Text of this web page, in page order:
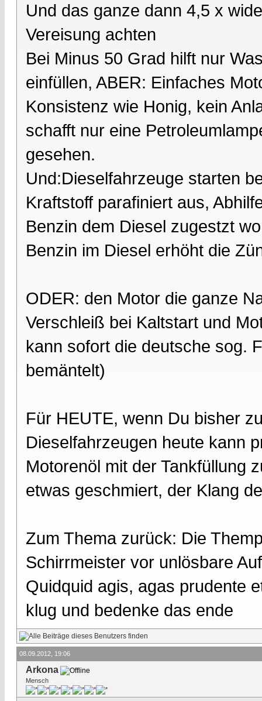
Und das ganze dann 4,5 x
Vereisung achten
Bei Minus 50 Grad hilft nur
einfüllen, ABER: Einfaches
Konsistenz wie Honig, kein
schafft nur eine
gesehen.
Und:Dieselfahrzeuge starten
Kraftstoff parafiniert aus,
Benzin dem Diesel zugestzt
Benzin im Diesel erhöht die
ODER: den Motor die ganze
Verschleiß bei Kaltstart und
kann sofort die deutsche sog.
bemäntelt)
Für HEUTE, wenn Du bisher
Dieselfahrzeugen heute kann
Motorenöl mit der Tankfüllung
etwas geschmiert, der Klang
Zum Thema zurück: Die
Schirrmeister vor unlösbare
Quidquid agis, agas prudente
klug und bedenke das ende
08.09.2012, 19:06
Arkona
Mensch